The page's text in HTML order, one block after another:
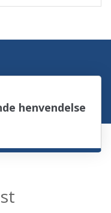
henvendelse